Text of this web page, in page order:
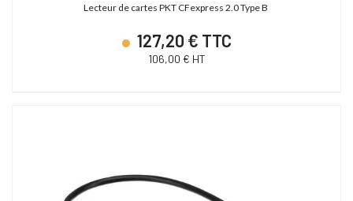
Lecteur de cartes PKT CFexpress 2.0 Type B
127,20 € TTC
106,00 € HT